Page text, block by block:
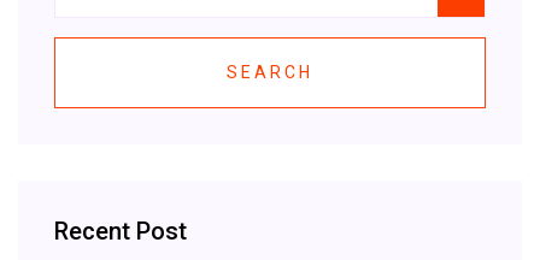
SEARCH
Recent Post